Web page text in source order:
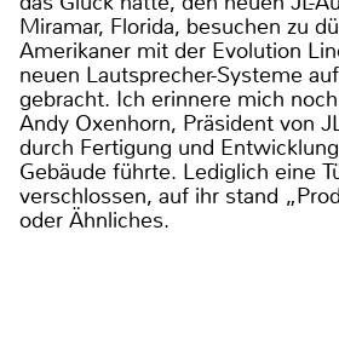
Miramar, Florida, besuchen zu
Amerikaner mit der Evolution
neuen Lautsprecher-Systeme
gebracht. Ich erinnere mich
Andy Oxenhorn, Präsident von
durch Fertigung und
Gebäude führte. Lediglich eine
verschlossen, auf ihr stand
oder Ähnliches.